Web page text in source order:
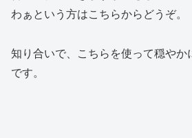
わぁという方はこちらからどうぞ。
知り合いで、こちらを使って穏やか
です。